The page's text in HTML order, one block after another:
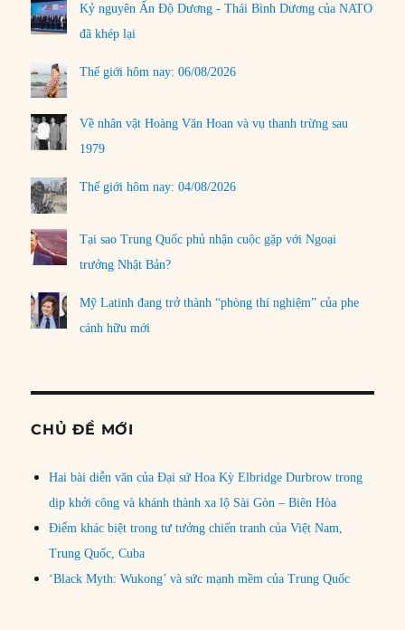
Kỷ nguyên Ấn Độ Dương - Thái Bình Dương của NATO
đã khép lại
Thế giới hôm nay: 06/08/2026
Về nhân vật Hoàng Văn Hoan và vụ thanh trừng sau
1979
Thế giới hôm nay: 04/08/2026
Tại sao Trung Quốc phủ nhận cuộc gặp với Ngoại
trưởng Nhật Bản?
Mỹ Latinh đang trở thành “phòng thí nghiệm” của phe
cánh hữu mới
CHỦ ĐỀ MỚI
Hai bài diễn văn của Đại sứ Hoa Kỳ Elbridge Durbrow trong
dịp khởi công và khánh thành xa lộ Sài Gòn – Biên Hòa
Điểm khác biệt trong tư tưởng chiến tranh của Việt Nam,
Trung Quốc, Cuba
‘Black Myth: Wukong’ và sức mạnh mềm của Trung Quốc